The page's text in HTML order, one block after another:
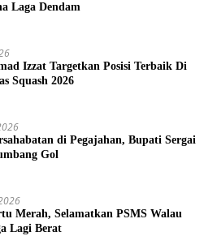
Laga Dendam
Izzat Targetkan Posisi Terbaik Di
Squash 2026
di Pegajahan, Bupati Sergai
Gol
Merah, Selamatkan PSMS Walau
Lagi Berat